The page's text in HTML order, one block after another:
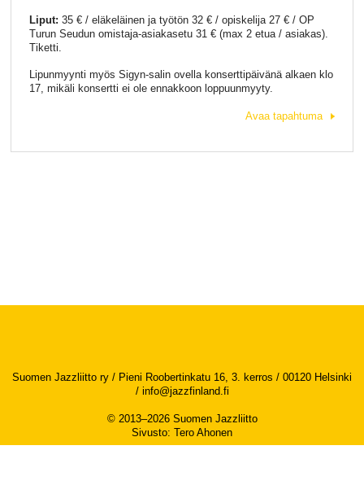
Liput: 35 € / eläkeläinen ja työtön 32 € / opiskelija 27 € / OP
Turun Seudun omistaja-asiakasetu 31 € (max 2 etua / asiakas).
Tiketti.
Lipunmyynti myös Sigyn-salin ovella konserttipäivänä alkaen klo
17, mikäli konsertti ei ole ennakkoon loppuunmyyty.
Avaa tapahtuma
Suomen Jazzliitto ry / Pieni Roobertinkatu 16, 3. kerros / 00120 Helsinki
/ info@jazzfinland.fi
© 2013–2026 Suomen Jazzliitto
Sivusto: Tero Ahonen